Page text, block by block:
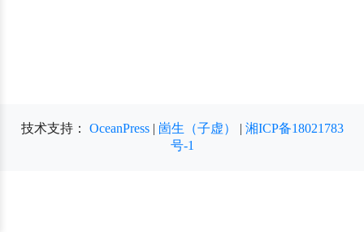
技术支持： OceanPress| 崮生（子虚） | 湘ICP备18021783
号-1